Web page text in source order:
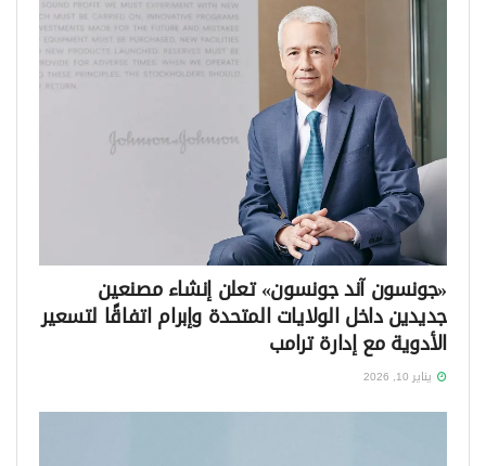
«جونسون آند جونسون» تعلن إنشاء مصنعين
جديدين داخل الولايات المتحدة وإبرام اتفاقًا لتسعير
الأدوية مع إدارة ترامب
يناير 10, 2026